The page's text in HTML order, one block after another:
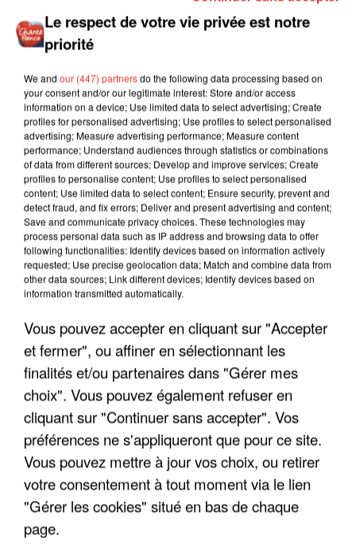
LES INTERVIEWS CHANTE
FRANCE
"JE SUIS À DISPOSITION DES
ENFOIRÉS"
Le respect de votre vie privée est notre
priorité
We and our (447) partnersdo the following data processing based on
your consent and/or our legitimate interest: Store and/or access
information on a device; Use limited data to select advertising; Create
profiles for personalised advertising; Use profiles to select personalised
advertising; Measure advertising performance; Measure content
performance; Understand audiences through statistics or combinations
of data from different sources; Develop and improve services; Create
profiles to personalise content; Use profiles to select personalised
content; Use limited data to select content; Ensure security, prevent and
detect fraud, and fix errors; Deliver and present advertising and content;
Save and communicate privacy choices. These technologies may
process personal data such as IP address and browsing data to offer
following functionalities: Identify devices based on information actively
requested; Use precise geolocation data; Match and combine data from
other data sources; Link different devices; Identify devices based on
information transmitted automatically.
Vous pouvez accepter en cliquant sur "Accepter
et fermer", ou affiner en sélectionnant les
finalités et/ou partenaires dans "Gérer mes
choix". Vous pouvez également refuser en
cliquant sur "Continuer sans accepter". Vos
préférences ne s'appliqueront que pour ce site.
Vous pouvez mettre à jour vos choix, ou retirer
votre consentement à tout moment via le lien
"Gérer les cookies" situé en bas de chaque
page.